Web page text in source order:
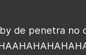
de penetra no